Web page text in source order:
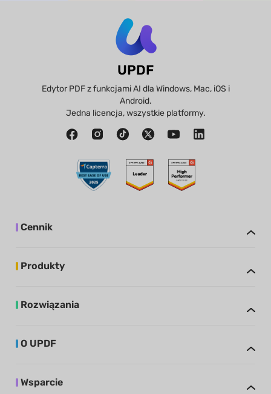
UPDF
Edytor PDF z funkcjami AI dla Windows, Mac, iOS i
Android.
Jedna licencja, wszystkie platformy.
Cennik
Produkty
Rozwiązania
O UPDF
Wsparcie